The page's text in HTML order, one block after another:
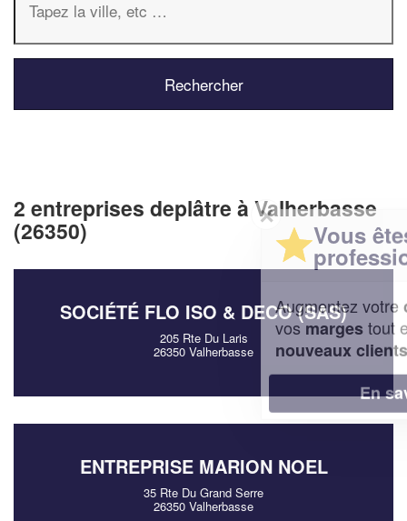
2 entreprises deplâtre à Valherbasse
(26350)
SOCIÉTÉ FLO ISO & DECO (SAS)
205 Rte Du Laris
26350 Valherbasse
ENTREPRISE MARION NOEL
35 Rte Du Grand Serre
26350 Valherbasse
✕
Vous êtes un
professionnel ?
Augmentez votre chiffre d'affaireset
vos
marges
tout en gagnant de
nouveaux clients!
En savoir plus